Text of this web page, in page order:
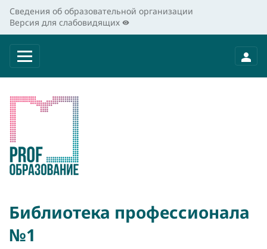
Сведения об образовательной организации
Версия для слабовидящих
Библиотека профессионала
№1